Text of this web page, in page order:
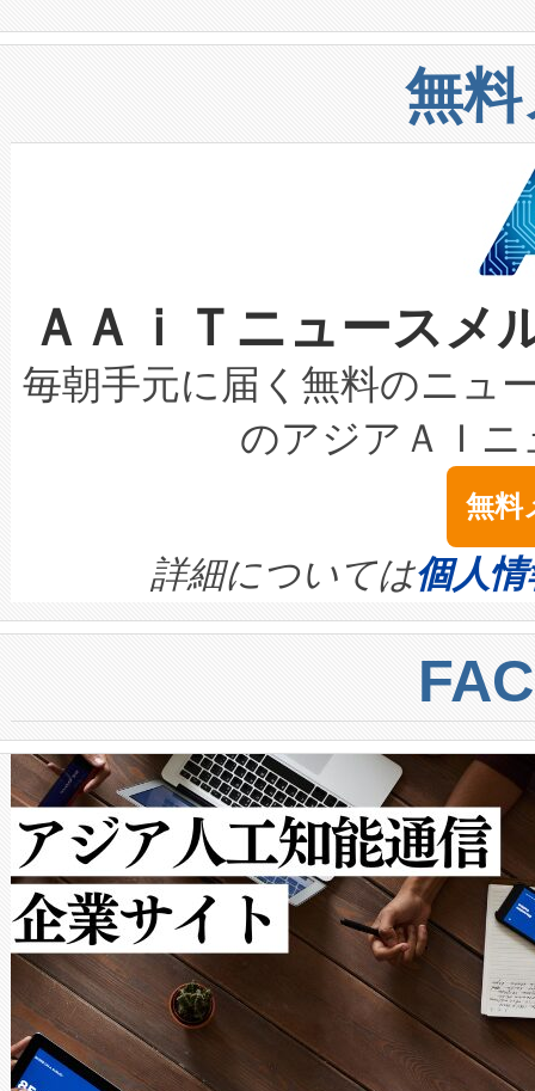
構造化トレーニングカリキュ
上げおよび商用化段階におけ
設備整備および立ち上げ調整
加組織は、Enzeneのバイオ
選定された製品について、自
取得できる可能性もあります
設には、3億～4億ドルかか
最高経営責任者（CEO）であ
す。「当社のfully-connected
ームを利用すれば、6,000万
きます。この効率性は、フェ
安全性を追跡し、確保する事
増加しているデータセンター
る電力網に大きな負担をかけ
事業者の負担軽減という課題
系統連系を迅速にし、ピーク
限を超えて利用可能な電力容
持できるよう貢献します。こ
ービスレベル契約（SLA）違
テリー性能の劣化によるダウ
念は、現在データセンターが
ます。 Voltaiq provides a
quality and reliability for AI
BESS stack to ensure battery
centers. Voltaiqは、ai&のAI
からシステム統合、試運転、
クルの各段階のデータを監視
[…]
や穀物倉庫におけるバルク材
リューション「Avia 2」を発
したAvia 2は、1,000メート
狭視野のFOVを切り替えるこ
ケーブル、枝などの細かな対
なレーザースポットにより、
な環境下でも豊かなディテー
キロメートル範囲を検出
LiDAR for Inspections,
は1535 nmレーザーを搭載。
イズの小径化を実現すること
す。ノーマルモードでは、
ートル先まで検出でき、これ
トに対して約600メートルに
では、反射率10％のターゲッ
で向上し、最大検知距離は
ットだけで最大1キロメート
ルの変電所周囲を監視でき、
作業と点群処理を簡素化でき
Avia 2は、2種類のFOVオプシ
× 80°のノーマルモード、長
ードを切り替えて使用するこ
無
ＡＡｉＴニュース
毎朝手元に届く無料のニュ
のアジアＡＩ
無料
詳細については個人